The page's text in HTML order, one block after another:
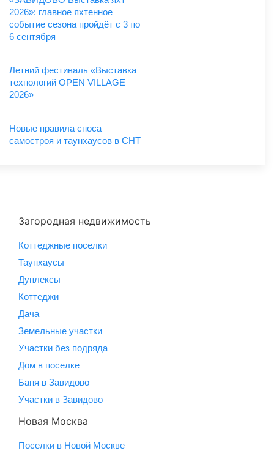
2026»: главное яхтенное
событие сезона пройдёт с 3 по
6 сентября
Летний фестиваль «Выставка
технологий OPEN VILLAGE
2026»
Новые правила сноса
самостроя и таунхаусов в СНТ
Загородная недвижимость
Коттеджные поселки
Таунхаусы
Дуплексы
Коттеджи
Дача
Земельные участки
Участки без подряда
Дом в поселке
Баня в Завидово
Участки в Завидово
Новая Москва
Поселки в Новой Москве